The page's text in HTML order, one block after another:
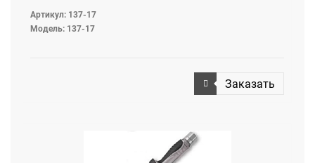
Артикул: 137-17
Модель: 137-17
Заказать